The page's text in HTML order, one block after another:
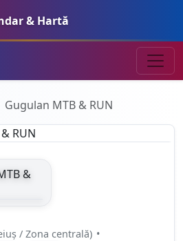
& Hartă
Gugulan MTB & RUN
/ Zona centrală) •